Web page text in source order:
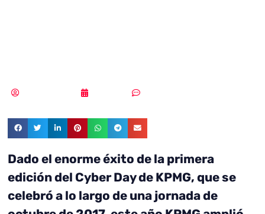
Dado el enorme éxito de la primera
edición del Cyber Day de KPMG, que se
celebró a lo largo de una jornada de